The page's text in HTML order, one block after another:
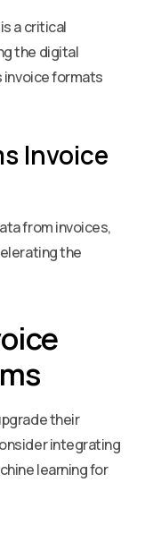
a critical
the digital
invoice formats
Invoice
from invoices,
the
their
integrating
learning for